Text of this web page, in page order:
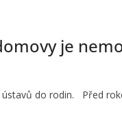
je
do rodin. Před